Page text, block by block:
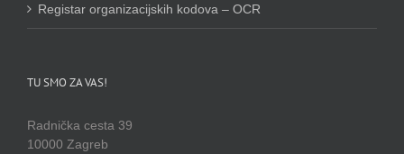
Registar organizacijskih kodova – OCR
TU SMO ZA VAS!
Radnička cesta 39
10000 Zagreb